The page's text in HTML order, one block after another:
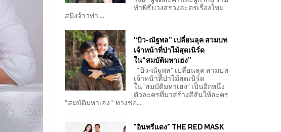
ทำพิธีบวงสรวงละครเรื่องใหม่
สมิงจ้าวท่า ...
“บิว-ณัฐพล” เปลี่ยนลุค สวมบท
เจ้าหน้าที่ป่าไม้สุดเนิร์ด
ใน“สมบัติมหาเฮง”
“บิว-ณัฐพล” เปลี่ยนลุค สวมบท
เจ้าหน้าที่ป่าไม้สุดเนิร์ด
ใน“สมบัติมหาเฮง” เป็นอีกหนึ่ง
ตัวละครที่มาสร้างสีสันให้ละคร
“สมบัติมหาเฮง ” ทางช่อ...
"อินทรีแดง" THE RED MASK